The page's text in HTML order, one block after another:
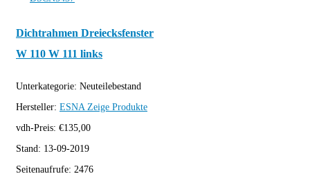
Dichtrahmen Dreiecksfenster
W 110 W 111 links
Unterkategorie: Neuteilebestand
Hersteller: ESNA Zeige Produkte
vdh-Preis: €135,00
Stand: 13-09-2019
Seitenaufrufe: 2476